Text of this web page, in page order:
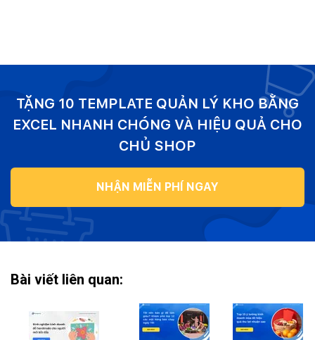
TẶNG 10 TEMPLATE QUẢN LÝ KHO BẰNG
EXCEL NHANH CHÓNG VÀ HIỆU QUẢ CHO
CHỦ SHOP
NHẬN MIỄN PHÍ NGAY
Bài viết liên quan: